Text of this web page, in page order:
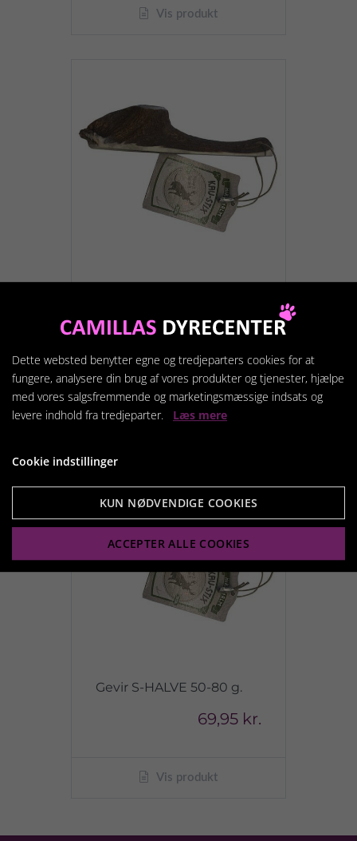
Vis produkt
Vis produkt
Gevir S-HALVE 50-80 g.
69,95 kr.
Vis produkt
Dette websted benytter egne og tredjeparters cookies for at
fungere, analysere din brug af vores produkter og tjenester, hjælpe
med vores salgsfremmende og marketingsmæssige indsats og
levere indhold fra tredjeparter. Læs mere
Cookie indstillinger
KUN NØDVENDIGE COOKIES
ACCEPTER ALLE COOKIES